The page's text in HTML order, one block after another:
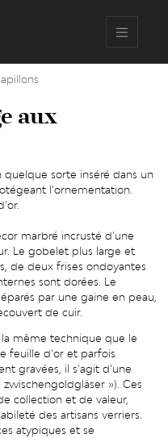
aux
sorte inséré dans un
l’ornementation.
marbré incrusté d’une
Le gobelet plus large et
de deux frises ondoyantes
sont dorées. Le
par une gaine en peau,
de cuir.
la même technique que le
feuille d’or et parfois
gravées, il s’agit d’une
»). Ces
collection et de valeur,
des artisans verriers.
atypiques et se